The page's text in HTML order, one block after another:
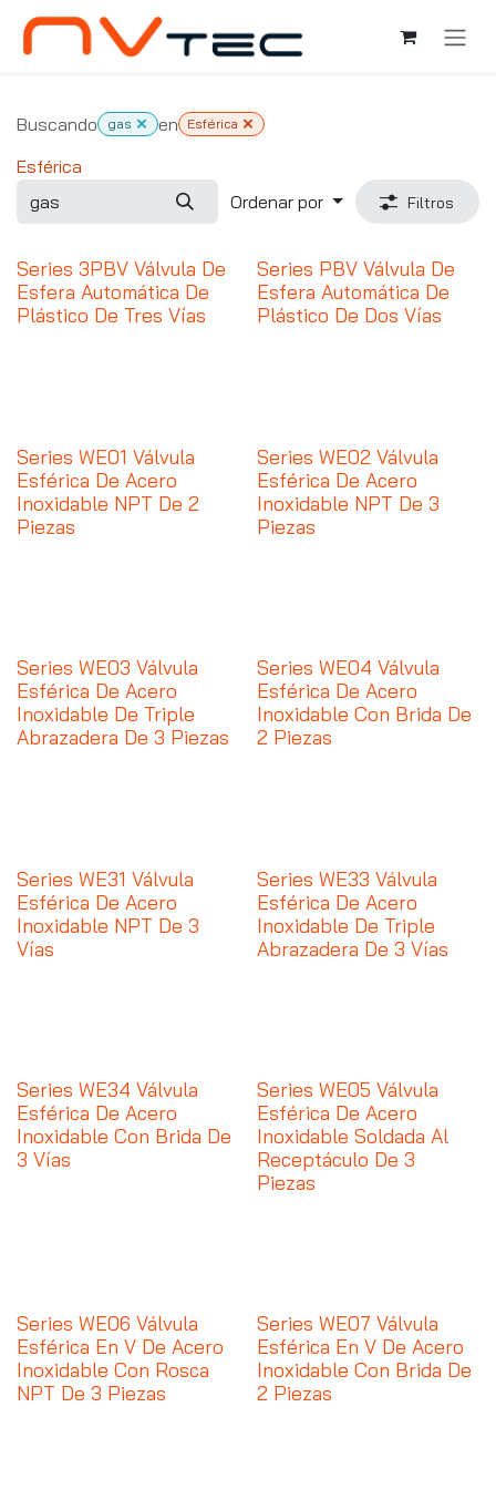
Ir al contenido
Buscando gas en Esférica
Esférica
Ordenar por
Filtros
Series 3PBV Válvula De
Esfera Automática De
Plástico De Tres Vías
Series PBV Válvula De
Esfera Automática De
Plástico De Dos Vías
Series WE01 Válvula
Esférica De Acero
Inoxidable NPT De 2
Piezas
Series WE02 Válvula
Esférica De Acero
Inoxidable NPT De 3
Piezas
Series WE03 Válvula
Esférica De Acero
Inoxidable De Triple
Abrazadera De 3 Piezas
Series WE04 Válvula
Esférica De Acero
Inoxidable Con Brida De
2 Piezas
Series WE31 Válvula
Esférica De Acero
Inoxidable NPT De 3
Vías
Series WE33 Válvula
Esférica De Acero
Inoxidable De Triple
Abrazadera De 3 Vías
Series WE34 Válvula
Esférica De Acero
Inoxidable Con Brida De
3 Vías
Series WE05 Válvula
Esférica De Acero
Inoxidable Soldada Al
Receptáculo De 3
Piezas
Series WE06 Válvula
Esférica En V De Acero
Inoxidable Con Rosca
NPT De 3 Piezas
Series WE07 Válvula
Esférica En V De Acero
Inoxidable Con Brida De
2 Piezas